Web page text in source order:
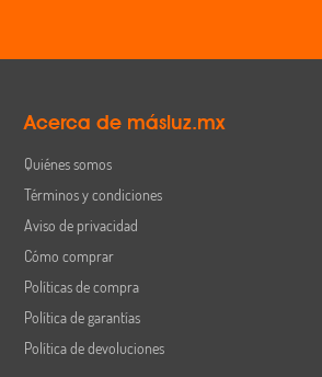
Acerca de másluz.mx
Quiénes somos
Términos y condiciones
Aviso de privacidad
Cómo comprar
Políticas de compra
Política de garantías
Política de devoluciones